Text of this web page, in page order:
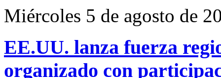
Miércoles 5 de agosto de
EE.UU. lanza fuerza
organizado con